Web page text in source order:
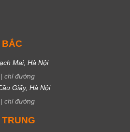
BẮC
Mai, Hà Nội
| chỉ đường
Giấy, Hà Nội
| chỉ đường